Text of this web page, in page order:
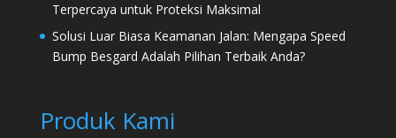
Terpercaya untuk Proteksi Maksimal
Solusi Luar Biasa Keamanan Jalan: Mengapa Speed
Bump Besgard Adalah Pilihan Terbaik Anda?
Produk Kami